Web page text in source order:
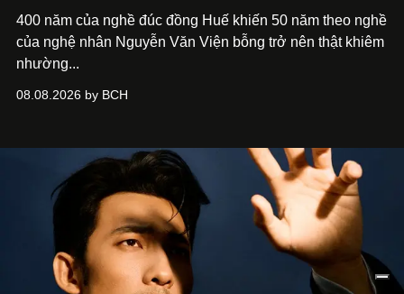
400 năm của nghề đúc đồng Huế khiến 50 năm theo nghề
của nghệ nhân Nguyễn Văn Viện bỗng trở nên thật khiêm
nhường...
08.08.2026 by BCH